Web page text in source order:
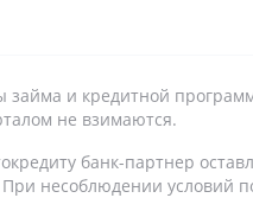
займа и кредитной
не взимаются.
банк-партнер
несоблюдении условий